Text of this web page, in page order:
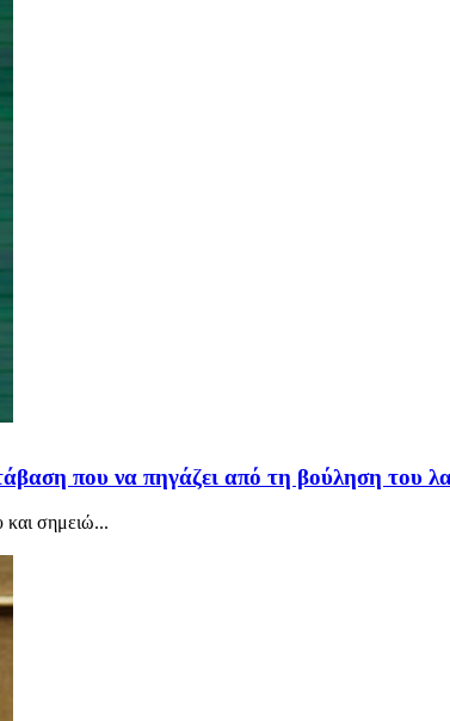
που να πηγάζει από τη βούληση του
και σημειώ...